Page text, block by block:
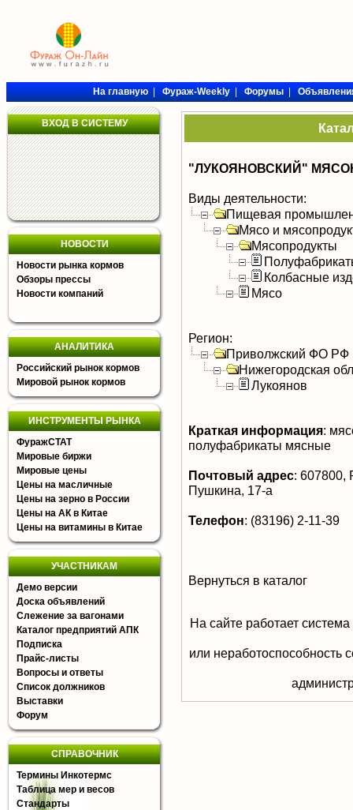
На главную|Фураж-Weekly|Форумы|
ВХОД В СИСТЕМУ
НОВОСТИ
Новости рынка кормов
Обзоры прессы
Новости компаний
АНАЛИТИКА
Российский рынок кормов
Мировой рынок кормов
ИНСТРУМЕНТЫ РЫНКА
ФуражСТАТ
Мировые биржи
Мировые цены
Цены на масличные
Цены на зерно в России
Цены на АК в Китае
Цены на витамины в Китае
УЧАСТНИКАМ
Демо версии
Доска объявлений
Слежение за вагонами
Каталог предприятий АПК
Подписка
Прайс-листы
Вопросы и ответы
Список должников
Выставки
Форум
СПРАВОЧНИК
Термины Инкотермс
Таблица мер и весов
Стандарты
"ЛУКОЯНОВСКИЙ"
Виды деятельности:
Пищевая
Мясо и
Мясопродукты
Колбасные
Мясо
Регион:
Приволжский ФО РФ
Нижегородская
Лукоянов
Краткая информация:
полуфабрикаты мясные
Почтовый адрес: 607800,
Пушкина, 17-а
Телефон: (83196) 2-11-39
Вернуться в каталог
На сайте работает
или неработоспособность